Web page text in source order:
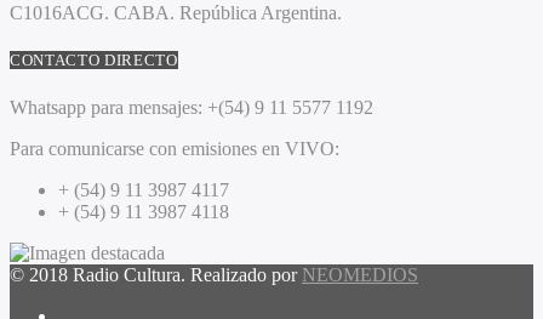
C1016ACG. CABA. República Argentina.
CONTACTO DIRECTO
Whatsapp para mensajes: +(54) 9 11 5577 1192
Para comunicarse con emisiones en VIVO:
+ (54) 9 11 3987 4117
+ (54) 9 11 3987 4118
© 2018 Radio Cultura. Realizado por NEOMEDIOS